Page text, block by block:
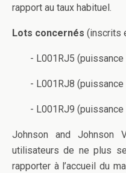
rapport au taux habituel.
Lots concernés (inscrits
- L001RJ5 (puissance
- L001RJ8 (puissance
- L001RJ9 (puissance
Johnson and Johnson
utilisateurs de ne plus
rapporter à l’accueil du